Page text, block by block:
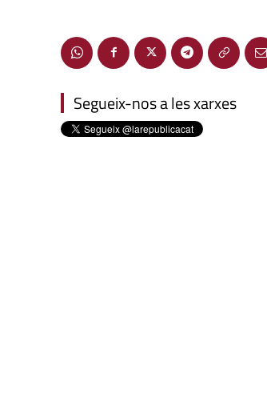
Segueix-nos a les xarxes